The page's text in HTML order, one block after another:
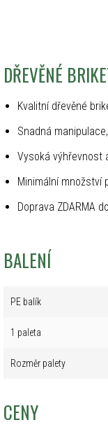
DŘEVĚNÉ
Kvalitní dřevěné
Snadná
Vysoká výhřevnost
Minimální množství
Doprava ZDARMA
BALENÍ
PE balík
1 paleta
Rozměr palety
CENY